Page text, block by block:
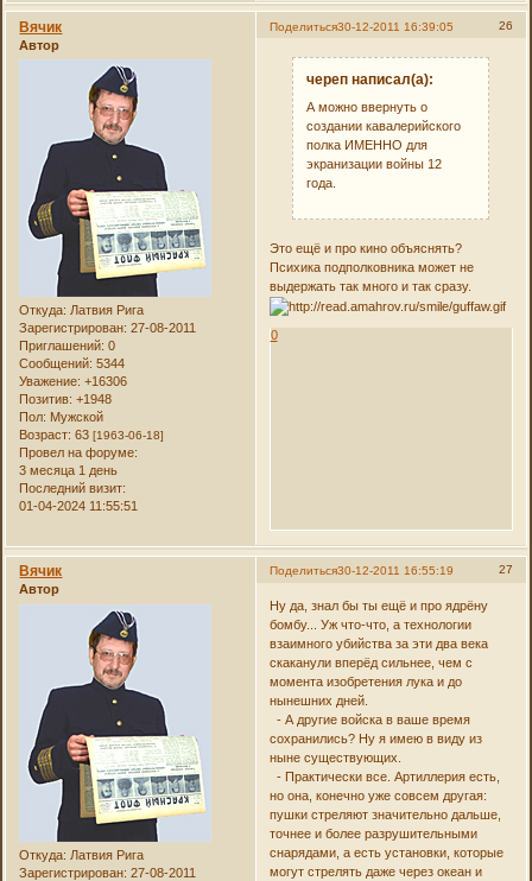
Поделиться 26
30-12-2011 16:39:05
Вячик
Автор
Откуда: Латвия Рига
Зарегистрирован: 27-08-2011
Приглашений: 0
Сообщений: 5344
Уважение: +16306
Позитив: +1948
Пол: Мужской
Возраст: 63[1963-06-18]
Провел на форуме:
3 месяца 1 день
Последний визит:
01-04-2024 11:55:51
череп написал(а):
А можно ввернуть о
создании кавалерийского
полка ИМЕННО для
экранизации войны 12
года.
Это ещё и про кино объяснять?
Психика подполковника может не
выдержать так много и так сразу.
0
Поделиться 27
30-12-2011 16:55:19
Вячик
Автор
Откуда: Латвия Рига
Зарегистрирован: 27-08-2011
Ну да, знал бы ты ещё и про ядрёну
бомбу... Уж что-что, а технологии
взаимного убийства за эти два века
скаканули вперёд сильнее, чем с
момента изобретения лука и до
нынешних дней.
- А другие войска в ваше время
сохранились? Ну я имею в виду из
ныне существующих.
- Практически все. Артиллерия есть,
но она, конечно уже совсем другая:
пушки стреляют значительно дальше,
точнее и более разрушительными
снарядами, а есть установки, которые
могут стрелять даже через океан и